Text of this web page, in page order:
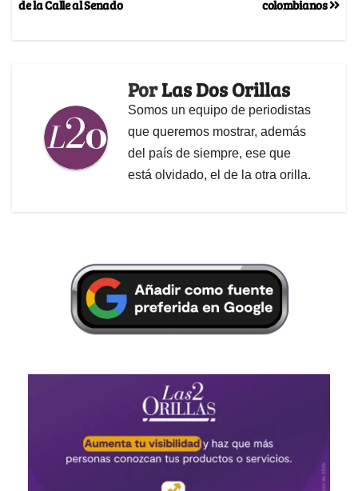
colombianos
de la Calle al Senado
PorLas Dos Orillas
Somos un equipo de periodistas
que queremos mostrar, además
del país de siempre, ese que
está olvidado, el de la otra orilla.